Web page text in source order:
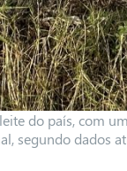
do país, com
segundo dados